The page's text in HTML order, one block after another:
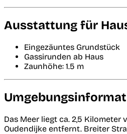
Ausstattung für
Eingezäuntes Grundstück
Gassirunden ab Haus
Zaunhöhe: 1.5 m
Das Meer liegt ca. 2,5 Kilometer
Oudendijke entfernt. Breiter